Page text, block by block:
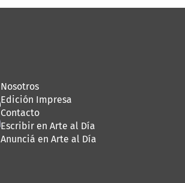
Nosotros
Edición Impresa
Contacto
Escribir en Arte al Día
Anunciá en Arte al Día